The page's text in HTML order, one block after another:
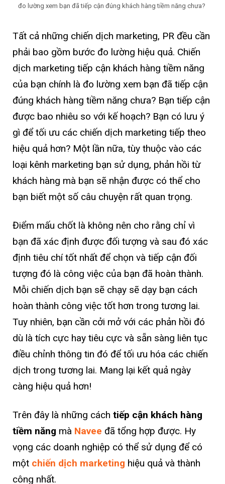
đo lường xem bạn đã tiếp cận đúng khách hàng tiềm năng chưa?
Tất cả những chiến dịch marketing, PR đều cần
phải bao gồm bước đo lường hiệu quả. Chiến
dịch marketing tiếp cận khách hàng tiềm năng
của bạn chính là đo lường xem bạn đã tiếp cận
đúng khách hàng tiềm năng chưa? Bạn tiếp cận
được bao nhiêu so với kế hoạch? Bạn có lưu ý
gì để tối ưu các chiến dịch marketing tiếp theo
hiệu quả hơn? Một lần nữa, tùy thuộc vào các
loại kênh marketing bạn sử dụng, phản hồi từ
khách hàng mà bạn sẽ nhận được có thể cho
bạn biết một số câu chuyện rất quan trọng.
Điểm mấu chốt là không nên cho rằng chỉ vì
bạn đã xác định được đối tượng và sau đó xác
định tiêu chí tốt nhất để chọn và tiếp cận đối
tượng đó là công việc của bạn đã hoàn thành.
Mỗi chiến dịch bạn sẽ chạy sẽ dạy bạn cách
hoàn thành công việc tốt hơn trong tương lai.
Tuy nhiên, bạn cần cởi mở với các phản hồi đó
dù là tích cực hay tiêu cực và sẵn sàng liên tục
điều chỉnh thông tin đó để tối ưu hóa các chiến
dịch trong tương lai. Mang lại kết quả ngày
càng hiệu quả hơn!
Trên đây là những cách tiếp cận khách hàng
tiềm năng mà Navee đã tổng hợp được. Hy
vọng các doanh nghiệp có thể sử dụng để có
một chiến dịch marketing hiệu quả và thành
công nhất.